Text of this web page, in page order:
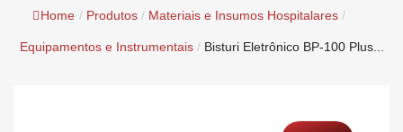
Home / Produtos / Materiais e Insumos Hospitalares /
Equipamentos e Instrumentais / Bisturi Eletrônico BP-100 Plus...